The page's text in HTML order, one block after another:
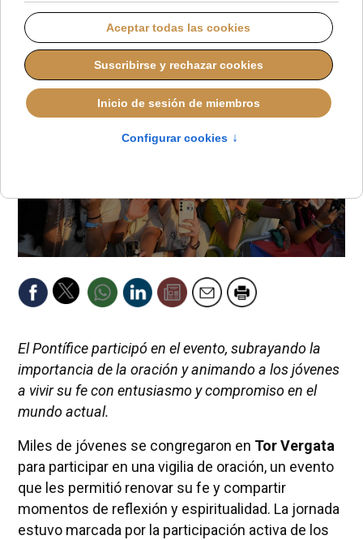
DOMINGO, 03 AGOSTO 2025 10:28
El Pontífice participó en el evento, subrayando la
importancia de la oración y animando a los jóvenes
a vivir su fe con entusiasmo y compromiso en el
mundo actual.
Miles de jóvenes se congregaron en Tor Vergata
para participar en una vigilia de oración, un evento
que les permitió renovar su fe y compartir
momentos de reflexión y espiritualidad. La jornada
estuvo marcada por la participación activa de los